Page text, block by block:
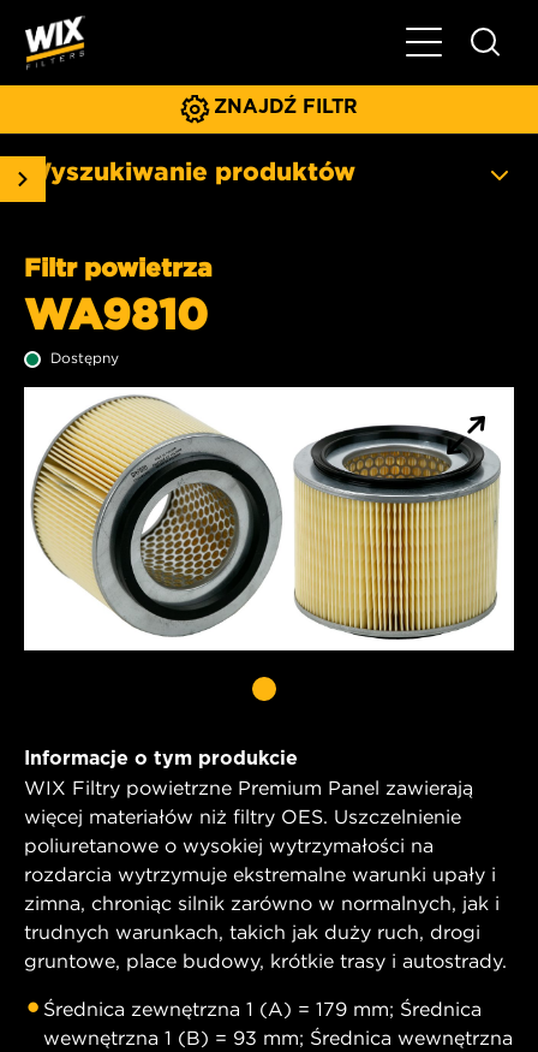
Pokaż/ukryj
ZNAJDŹ FILTR
Wyszukiwanie produktów
Filtr powietrza
WA9810
Dostępny
Informacje o tym produkcie
WIX Filtry powietrzne Premium Panel zawierają
więcej materiałów niż filtry OES. Uszczelnienie
poliuretanowe o wysokiej wytrzymałości na
rozdarcia wytrzymuje ekstremalne warunki upały i
zimna, chroniąc silnik zarówno w normalnych, jak i
trudnych warunkach, takich jak duży ruch, drogi
gruntowe, place budowy, krótkie trasy i autostrady.
Średnica zewnętrzna 1 (A) = 179 mm; Średnica
wewnętrzna 1 (B) = 93 mm; Średnica wewnętrzna